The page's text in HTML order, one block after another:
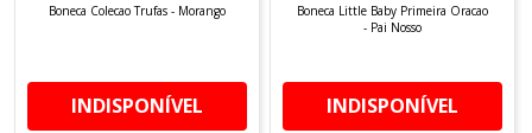
Boneca Colecao Trufas - Morango
INDISPONÍVEL
Boneca Little Baby Primeira Oracao
- Pai Nosso
INDISPONÍVEL